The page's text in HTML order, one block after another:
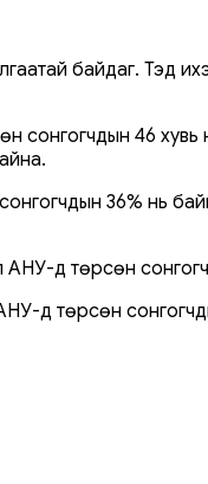
байдаг. Тэд
сонгогчдын 46
36% нь
д төрсөн
д төрсөн